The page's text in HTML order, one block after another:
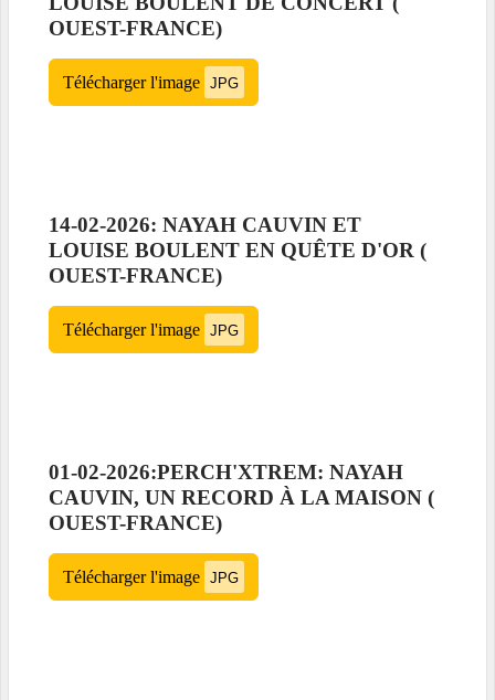
OUEST-FRANCE)
Télécharger l'image JPG
14-02-2026: NAYAH CAUVIN ET
LOUISE BOULENT EN QUÊTE D'OR (
OUEST-FRANCE)
Télécharger l'image JPG
01-02-2026:PERCH'XTREM: NAYAH
CAUVIN, UN RECORD À LA MAISON (
OUEST-FRANCE)
Télécharger l'image JPG